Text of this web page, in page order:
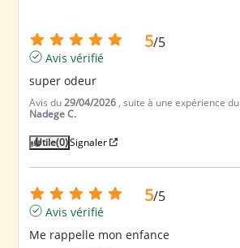
5/5
Avis vérifié
super odeur
Avis du29/04/2026 , suite à une expérience du
Nadege C.
Utile(0)Signaler
5/5
Avis vérifié
Me rappelle mon enfance